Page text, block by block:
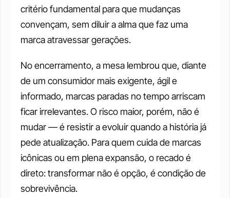
critério fundamental para que mudanças
convençam, sem diluir a alma que faz uma
marca atravessar gerações.
No encerramento, a mesa lembrou que, diante
de um consumidor mais exigente, ágil e
informado, marcas paradas no tempo arriscam
ficar irrelevantes. O risco maior, porém, não é
mudar — é resistir a evoluir quando a história já
pede atualização. Para quem cuida de marcas
icônicas ou em plena expansão, o recado é
direto: transformar não é opção, é condição de
sobrevivência.